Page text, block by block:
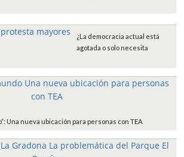
t
¿La democracia actual está
agotada o solo necesita
Una nueva ubicación para personas con TEA